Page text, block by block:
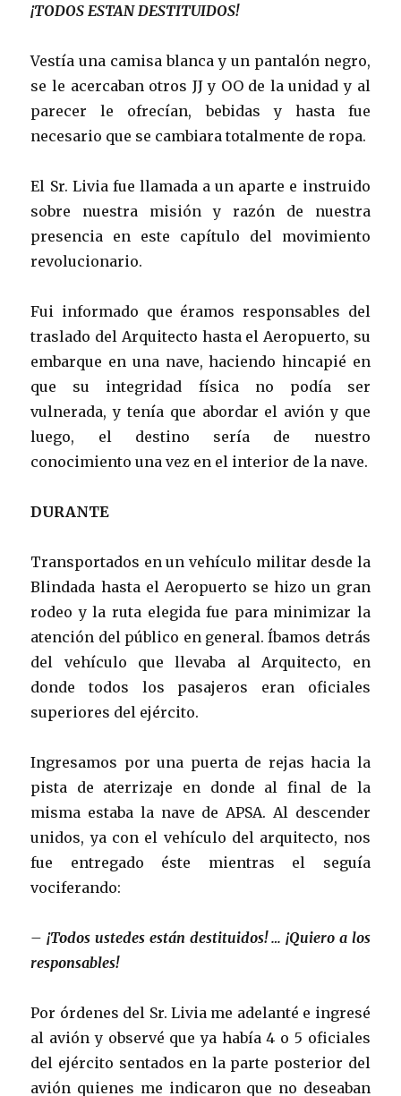
¡TODOS ESTAN DESTITUIDOS!
Vestía una camisa blanca y un pantalón negro,
se le acercaban otros JJ y OO de la unidad y al
parecer le ofrecían, bebidas y hasta fue
necesario que se cambiara totalmente de ropa.
El Sr. Livia fue llamada a un aparte e instruido
sobre nuestra misión y razón de nuestra
presencia en este capítulo del movimiento
revolucionario.
Fui informado que éramos responsables del
traslado del Arquitecto hasta el Aeropuerto, su
embarque en una nave, haciendo hincapié en
que su integridad física no podía ser
vulnerada, y tenía que abordar el avión y que
luego, el destino sería de nuestro
conocimiento una vez en el interior de la nave.
DURANTE
Transportados en un vehículo militar desde la
Blindada hasta el Aeropuerto se hizo un gran
rodeo y la ruta elegida fue para minimizar la
atención del público en general. Íbamos detrás
del vehículo que llevaba al Arquitecto, en
donde todos los pasajeros eran oficiales
superiores del ejército.
Ingresamos por una puerta de rejas hacia la
pista de aterrizaje en donde al final de la
misma estaba la nave de APSA. Al descender
unidos, ya con el vehículo del arquitecto, nos
fue entregado éste mientras el seguía
vociferando:
– ¡Todos ustedes están destituidos! … ¡Quiero a los
responsables!
Por órdenes del Sr. Livia me adelanté e ingresé
al avión y observé que ya había 4 o 5 oficiales
del ejército sentados en la parte posterior del
avión quienes me indicaron que no deseaban